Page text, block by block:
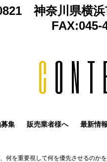
神奈川県横浜
FAX:045-
C
集 販売業者様へ 最新情報
何を重要視して何を優先させるのか